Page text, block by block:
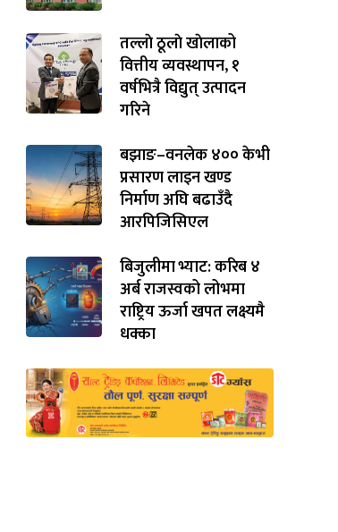
तल्लाे ठूलाे खाेलाको
वित्तीय व्यवस्थापन, १
वर्षभित्रै विद्युत् उत्पादन
गरिने
बझाङ–वनलेक ४०० केभी
प्रसारण लाइन खण्ड
निर्माण अघि बढाउँदै
आरपिजिसिएल
बिजुलीमा भ्याट: करिब ४
अर्ब राजस्वको लोभमा
राष्ट्रिय ऊर्जा खपत लक्ष्यमै
धक्का